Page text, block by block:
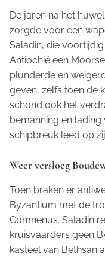
De jaren na het
zorgde voor een
Saladin, die
Antiochië een
plunderde en
geven, zelfs toen de
schond ook het
bemanning en
schipbreuk leed op
Weer versloeg
Toen braken er
Byzantium met de
Comnenus. Saladin
kruisvaarders geen
kasteel van Bethsan